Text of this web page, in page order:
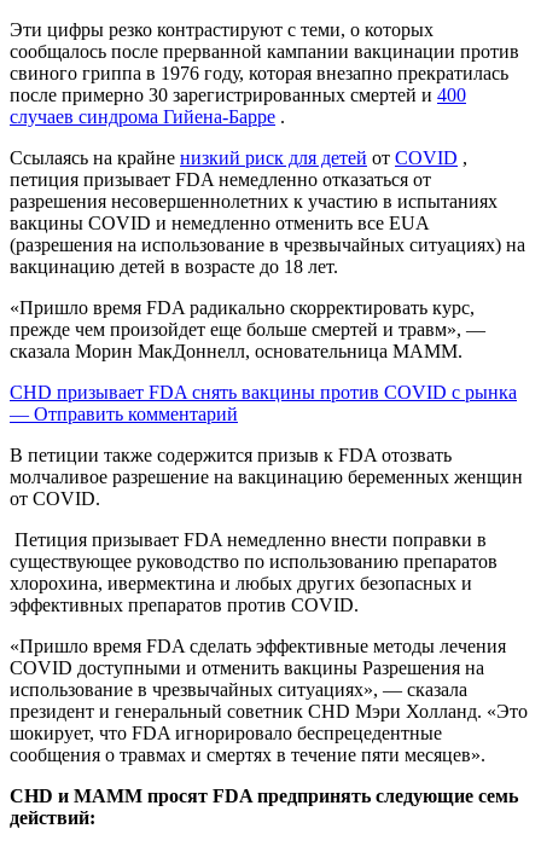
Эти цифры резко контрастируют с теми, о которых
сообщалось после прерванной кампании вакцинации против
свиного гриппа в 1976 году, которая внезапно прекратилась
после примерно 30 зарегистрированных смертей и 400
случаев синдрома Гийена-Барре .
Ссылаясь на крайне низкий риск для детей от COVID ,
петиция призывает FDA немедленно отказаться от
разрешения несовершеннолетних к участию в испытаниях
вакцины COVID и немедленно отменить все EUA
(разрешения на использование в чрезвычайных ситуациях) на
вакцинацию детей в возрасте до 18 лет.
«Пришло время FDA радикально скорректировать курс,
прежде чем произойдет еще больше смертей и травм», —
сказала Морин МакДоннелл, основательница МАММ.
CHD призывает FDA снять вакцины против COVID с рынка
— Отправить комментарий
В петиции также содержится призыв к FDA отозвать
молчаливое разрешение на вакцинацию беременных женщин
от COVID.
Петиция призывает FDA немедленно внести поправки в
существующее руководство по использованию препаратов
хлорохина, ивермектина и любых других безопасных и
эффективных препаратов против COVID.
«Пришло время FDA сделать эффективные методы лечения
COVID доступными и отменить вакцины Разрешения на
использование в чрезвычайных ситуациях», — сказала
президент и генеральный советник CHD Мэри Холланд. «Это
шокирует, что FDA игнорировало беспрецедентные
сообщения о травмах и смертях в течение пяти месяцев».
CHD и MAMM просят FDA предпринять следующие семь
действий: